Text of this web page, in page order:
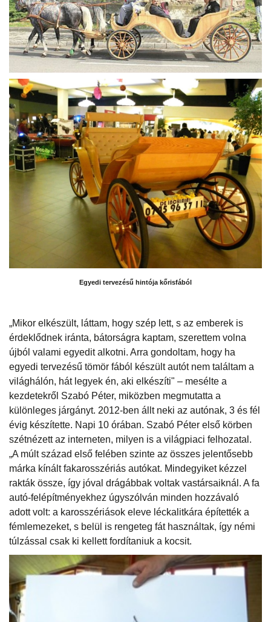
Egyedi tervezésű hintója kőrisfából
„Mikor elkészült, láttam, hogy szép lett, s az emberek is
érdeklődnek iránta, bátorságra kaptam, szerettem volna
újból valami egyedit alkotni. Arra gondoltam, hogy ha
egyedi tervezésű tömör fából készült autót nem találtam a
világhálón, hát legyek én, aki elkészíti" – mesélte a
kezdetekről Szabó Péter, miközben megmutatta a
különleges járgányt. 2012-ben állt neki az autónak, 3 és fél
évig készítette. Napi 10 órában. Szabó Péter első körben
szétnézett az interneten, milyen is a világpiaci felhozatal.
„A múlt század első felében szinte az összes jelentősebb
márka kínált fakarosszériás autókat. Mindegyiket kézzel
rakták össze, így jóval drágábbak voltak vastársaiknál. A fa
autó-felépítményekhez úgyszólván minden hozzávaló
adott volt: a karosszériások eleve léckalitkára építették a
fémlemezeket, s belül is rengeteg fát használtak, így némi
túlzással csak ki kellett fordítaniuk a kocsit.